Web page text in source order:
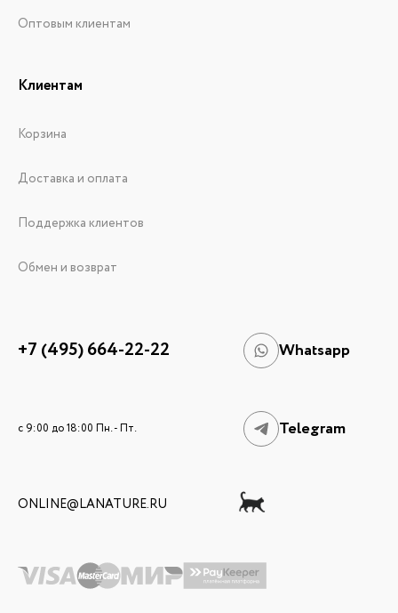
Оптовым клиентам
Клиентам
Корзина
Доставка и оплата
Поддержка клиентов
Обмен и возврат
+7 (495) 664-22-22 Whatsapp
c 9:00 до 18:00 Пн. - Пт. Telegram
ONLINE@LANATURE.RU